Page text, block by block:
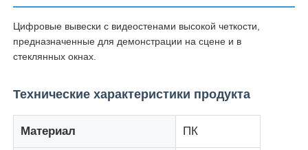
Домой
Продукты
О нас
Наша фабрика
Цифровые вывески с видеостенами высокой четкости,
предназначенные для демонстрации на сцене и в
стеклянных окнах.
Технические характеристики продукта
Материал ПК